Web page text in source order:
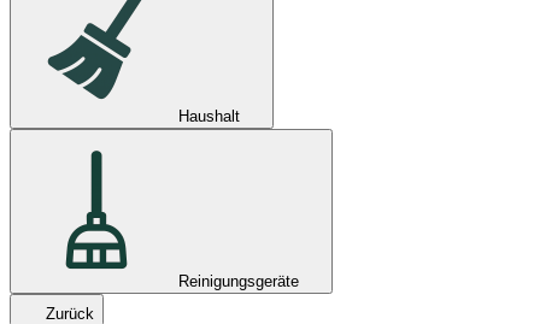
Haushalt
Reinigungsgeräte
Zurück